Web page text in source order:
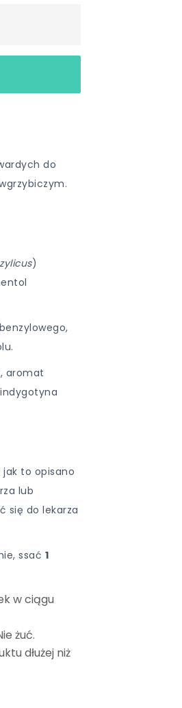
do
)
aromat
jak to opisano
lub
się do lekarza
ssać 1
w ciągu
żuć.
dłużej niż